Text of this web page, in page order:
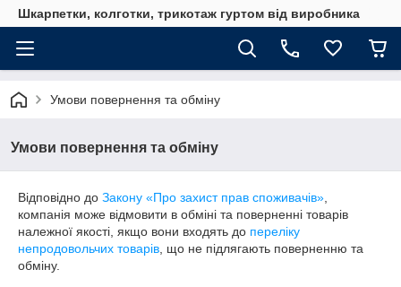
Шкарпетки, колготки, трикотаж гуртом від виробника
Умови повернення та обміну
Умови повернення та обміну
Відповідно до Закону «Про захист прав споживачів»
компанія може відмовити в обміні та поверненні товарів
належної якості, якщо вони входять до переліку
непродовольчих товарів , що не підлягають поверненню та
обміну.